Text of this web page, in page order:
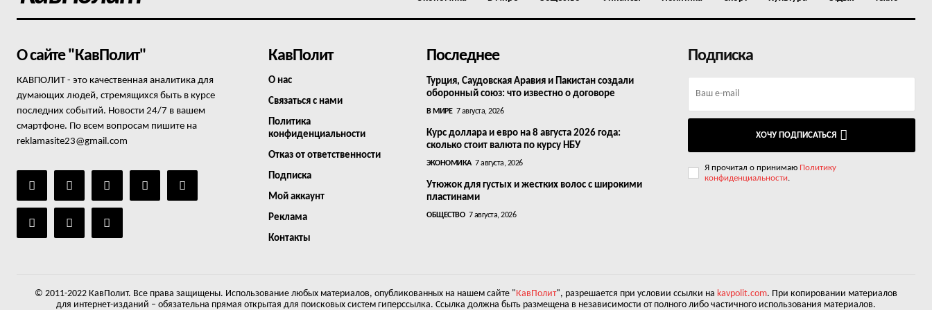
О сайте "КавПолит"
КАВПОЛИТ - это качественная аналитика для
думающих людей, стремящихся быть в курсе
последних событий. Новости 24/7 в вашем
смартфоне. По всем вопросам пишите на
reklamasite23@gmail.com
КавПолит
О нас
Связаться с нами
Политика
конфиденциальности
Отказ от ответственности
Подписка
Мой аккаунт
Реклама
Контакты
Последнее
Турция, Саудовская Аравия и Пакистан создали
оборонный союз: что известно о договоре
В МИРЕ 7 августа, 2026
Курс доллара и евро на 8 августа 2026 года:
сколько стоит валюта по курсу НБУ
ЭКОНОМИКА 7 августа, 2026
Утюжок для густых и жестких волос с широкими
пластинами
ОБЩЕСТВО 7 августа, 2026
Подписка
ХОЧУ ПОДПИСАТЬСЯ
Я прочитал о принимаю Политику
конфиденциальности.
© 2011-2022 КавПолит. Все права защищены. Использование любых материалов, опубликованных на нашем сайте " КавПолит", разрешается при условии ссылки на kavpolit.com. При копировании материалов
для интернет-изданий – обязательна прямая открытая для поисковых систем гиперссылка. Ссылка должна быть размещена в независимости от полного либо частичного использования материалов.